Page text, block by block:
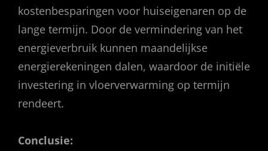
kostenbesparingen voor huiseigenaren op de
lange termijn. Door de vermindering van het
energieverbruik kunnen maandelijkse
energierekeningen dalen, waardoor de initiële
investering in vloerverwarming op termijn
rendeert.
Conclusie: